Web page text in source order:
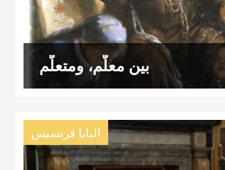
بين معلّم، ومتعلّم
البابا فرنسيس